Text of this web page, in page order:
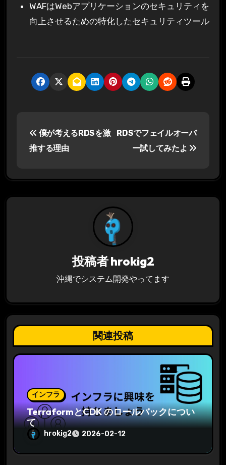
WAFはWebアプリケーションのセキュリティを
向上させるための特化したセキュリティツール
稿
ビ
僕が考えるRDSを激
推する理由
RDSでフェイルオーバ
ー試してみたよ
投稿者hrokig2
沖縄でシステム開発やってます
関連投稿
インフラ
TerraformとCDK のロールバックについ
て
hrokig2 2026-02-12